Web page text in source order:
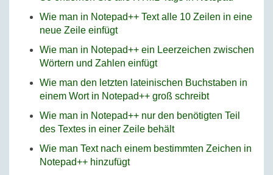
Wie man in Notepad++ Text alle 10 Zeilen in eine
neue Zeile einfügt
Wie man in Notepad++ ein Leerzeichen zwischen
Wörtern und Zahlen einfügt
Wie man den letzten lateinischen Buchstaben in
einem Wort in Notepad++ groß schreibt
Wie man in Notepad++ nur den benötigten Teil
des Textes in einer Zeile behält
Wie man Text nach einem bestimmten Zeichen in
Notepad++ hinzufügt